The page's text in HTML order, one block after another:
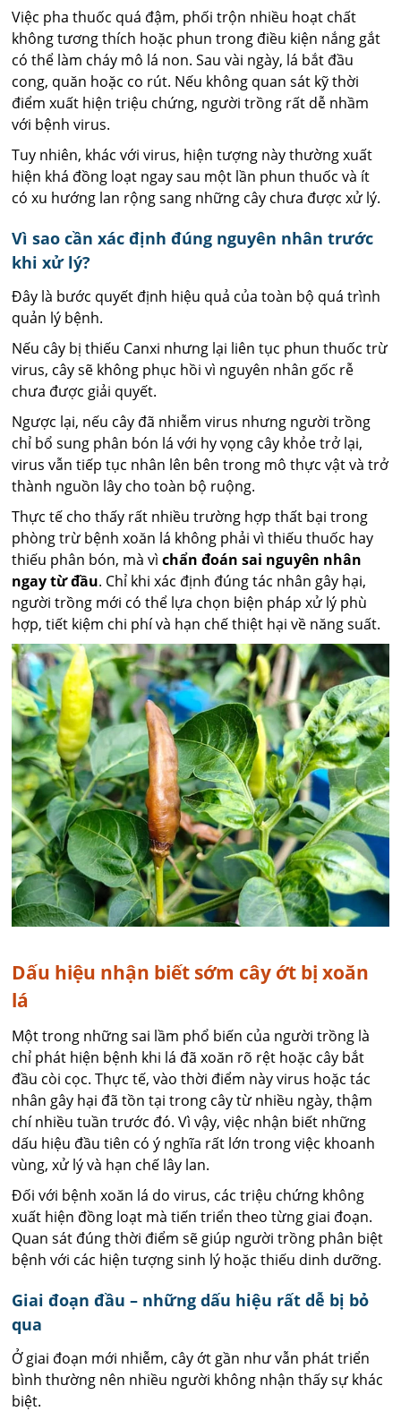
Việc pha thuốc quá đậm, phối trộn nhiều hoạt chất
không tương thích hoặc phun trong điều kiện nắng gắt
có thể làm cháy mô lá non. Sau vài ngày, lá bắt đầu
cong, quăn hoặc co rút. Nếu không quan sát kỹ thời
điểm xuất hiện triệu chứng, người trồng rất dễ nhầm
với bệnh virus.
Tuy nhiên, khác với virus, hiện tượng này thường xuất
hiện khá đồng loạt ngay sau một lần phun thuốc và ít
có xu hướng lan rộng sang những cây chưa được xử lý.
Vì sao cần xác định đúng nguyên nhân trước
khi xử lý?
Đây là bước quyết định hiệu quả của toàn bộ quá trình
quản lý bệnh.
Nếu cây bị thiếu Canxi nhưng lại liên tục phun thuốc trừ
virus, cây sẽ không phục hồi vì nguyên nhân gốc rễ
chưa được giải quyết.
Ngược lại, nếu cây đã nhiễm virus nhưng người trồng
chỉ bổ sung phân bón lá với hy vọng cây khỏe trở lại,
virus vẫn tiếp tục nhân lên bên trong mô thực vật và trở
thành nguồn lây cho toàn bộ ruộng.
Thực tế cho thấy rất nhiều trường hợp thất bại trong
phòng trừ bệnh xoăn lá không phải vì thiếu thuốc hay
thiếu phân bón, mà vìchẩn đoán sai nguyên nhân
ngay từ đầu. Chỉ khi xác định đúng tác nhân gây hại,
người trồng mới có thể lựa chọn biện pháp xử lý phù
hợp, tiết kiệm chi phí và hạn chế thiệt hại về năng suất.
Dấu hiệu nhận biết sớm cây ớt bị xoăn
lá
Một trong những sai lầm phổ biến của người trồng là
chỉ phát hiện bệnh khi lá đã xoăn rõ rệt hoặc cây bắt
đầu còi cọc. Thực tế, vào thời điểm này virus hoặc tác
nhân gây hại đã tồn tại trong cây từ nhiều ngày, thậm
chí nhiều tuần trước đó. Vì vậy, việc nhận biết những
dấu hiệu đầu tiên có ý nghĩa rất lớn trong việc khoanh
vùng, xử lý và hạn chế lây lan.
Đối với bệnh xoăn lá do virus, các triệu chứng không
xuất hiện đồng loạt mà tiến triển theo từng giai đoạn.
Quan sát đúng thời điểm sẽ giúp người trồng phân biệt
bệnh với các hiện tượng sinh lý hoặc thiếu dinh dưỡng.
Giai đoạn đầu – những dấu hiệu rất dễ bị bỏ
qua
Ở giai đoạn mới nhiễm, cây ớt gần như vẫn phát triển
bình thường nên nhiều người không nhận thấy sự khác
biệt.